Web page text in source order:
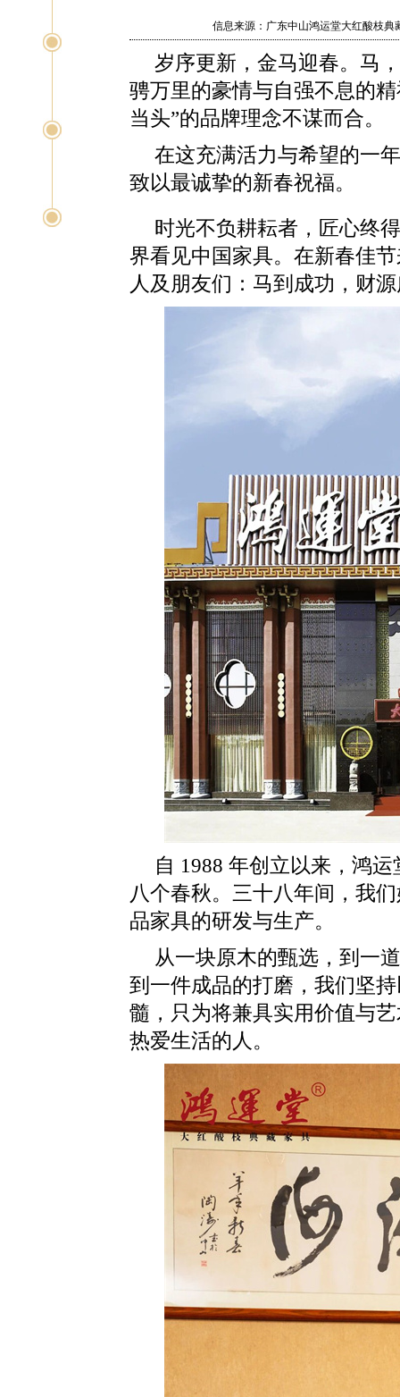
信息来源：广东中山鸿运堂大红酸枝
岁序更新，金马迎春。马
骋万里的豪情与自强不息的
当头”的品牌理念不谋而合。
在这充满活力与希望的一
致以最诚挚的新春祝福。
时光不负耕耘者，匠心终
界看见中国家具。在新春佳
人及朋友们：马到成功，财
自 1988 年创立以来，鸿
八个春秋。三十八年间，我
品家具的研发与生产。
从一块原木的甄选，到一
到一件成品的打磨，我们坚
髓，只为将兼具实用价值与
热爱生活的人。